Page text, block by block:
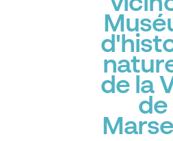
de la
de